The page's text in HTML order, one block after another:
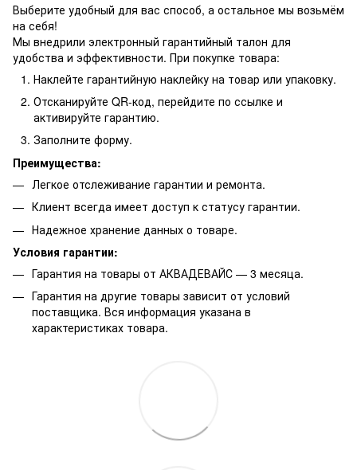
Выберите удобный для вас способ, а остальное мы возьмём
на себя!
Мы внедрили электронный гарантийный талон для
удобства и эффективности. При покупке товара:
Наклейте гарантийную наклейку на товар или упаковку.
Отсканируйте QR-код, перейдите по ссылке и
активируйте гарантию.
Заполните форму.
Преимущества:
Легкое отслеживание гарантии и ремонта.
Клиент всегда имеет доступ к статусу гарантии.
Надежное хранение данных о товаре.
Условия гарантии:
Гарантия на товары от АКВАДЕВАЙС — 3 месяца.
Гарантия на другие товары зависит от условий
поставщика. Вся информация указана в
характеристиках товара.